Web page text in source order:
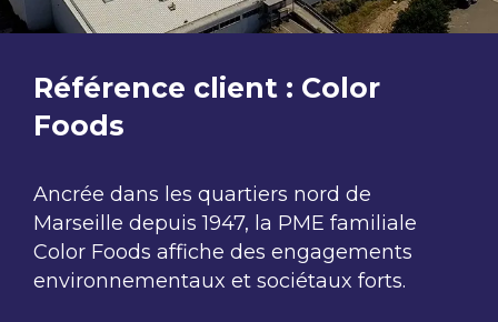
Référence client : Color
Foods​
Ancrée dans les quartiers nord de
Marseille depuis 1947, la PME familiale
Color Foods affiche des engagements
environnementaux et sociétaux forts.